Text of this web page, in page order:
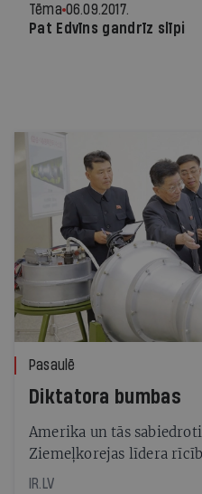
Tēma 06.09.2017.
Pat Edvīns gandrīz slīpi
Pasaulē
Diktatora bumbas
Amerika un tās
Ziemeļkorejas līdera
IR.LV